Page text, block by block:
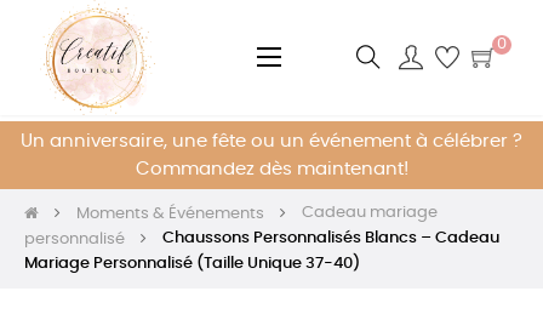
Basculer
☰
0
Un anniversaire, une fête ou un événement à célébrer ?
Commandez dès maintenant!
Moments & Événements
Cadeau mariage
personnalisé
Chaussons Personnalisés Blancs – Cadeau
Mariage Personnalisé (Taille Unique 37-40)